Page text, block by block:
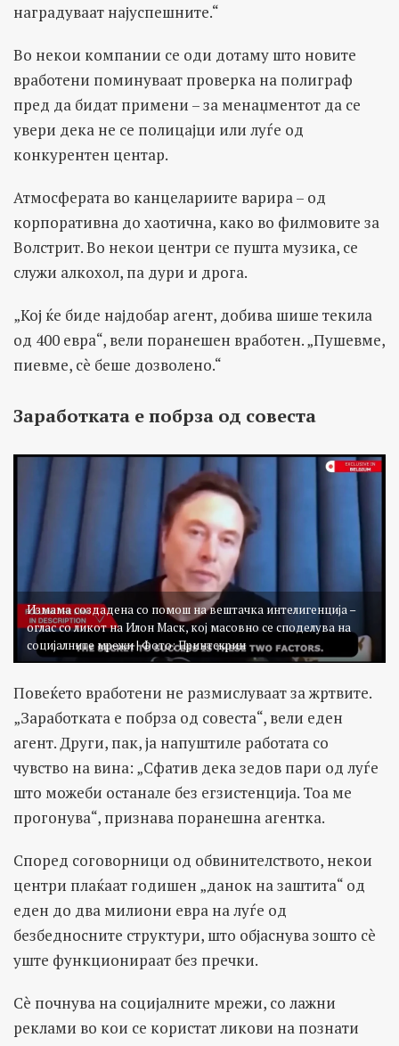
наградуваат најуспешните.“
Во некои компании се оди дотаму што новите
вработени поминуваат проверка на полиграф
пред да бидат примени – за менаџментот да се
увери дека не се полицајци или луѓе од
конкурентен центар.
Атмосферата во канцелариите варира – од
корпоративна до хаотична, како во филмовите за
Волстрит. Во некои центри се пушта музика, се
служи алкохол, па дури и дрога.
„Кој ќе биде најдобар агент, добива шише текила
од 400 евра“, вели поранешен вработен. „Пушевме,
пиевме, сè беше дозволено.“
Заработката е побрза од совеста
Измама создадена со помош на вештачка интелигенција –
оглас со ликот на Илон Маск, кој масовно се споделува на
социјалните мрежи | Фото: Принтскрин
Повеќето вработени не размислуваат за жртвите.
„Заработката е побрза од совеста“, вели еден
агент. Други, пак, ја напуштиле работата со
чувство на вина: „Сфатив дека зедов пари од луѓе
што можеби останале без егзистенција. Тоа ме
прогонува“, признава поранешна агентка.
Според соговорници од обвинителството, некои
центри плаќаат годишен „данок на заштита“ од
еден до два милиони евра на луѓе од
безбедносните структури, што објаснува зошто сè
уште функционираат без пречки.
Сè почнува на социјалните мрежи, со лажни
реклами во кои се користат ликови на познати